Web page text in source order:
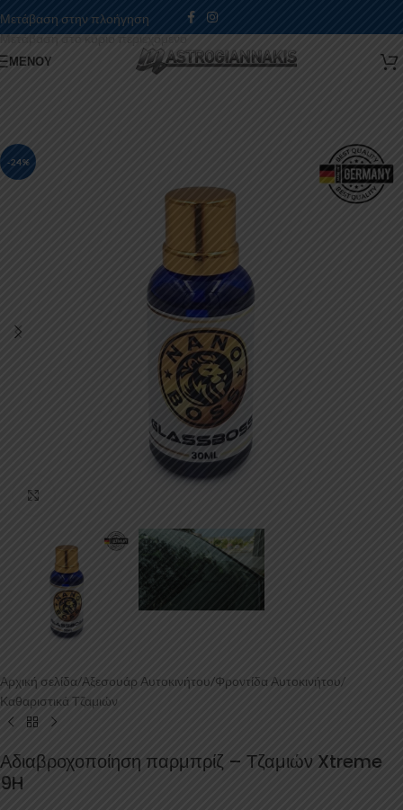
Μετάβαση στην πλοήγηση
Μετάβαση στο κύριο περιεχόμενο
ΜΕΝΟΎ
-24%
Αρχική σελίδα/Αξεσουάρ Αυτοκινήτου/Φροντίδα Αυτοκινήτου/
Καθαριστικά Τζαμιών
Αδιαβροχοποίηση παρμπρίζ – Τζαμιών Xtreme
9H